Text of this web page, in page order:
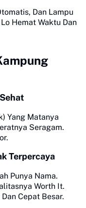
Dan Lampu
Hemat Waktu Dan
Yang Matanya
Seragam.
Terpercaya
Punya Nama.
Worth It.
Cepat Besar.